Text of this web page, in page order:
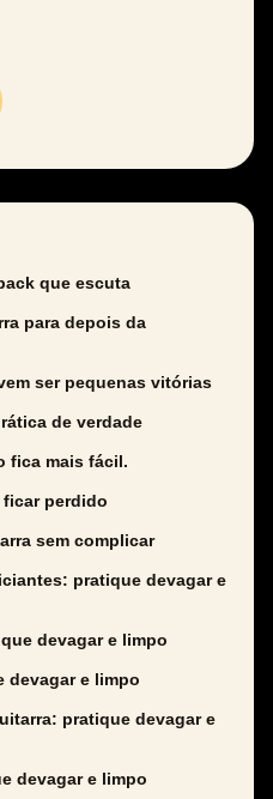
que escuta
para depois da
ser pequenas vitórias
de verdade
fica mais fácil.
ficar perdido
sem complicar
pratique devagar e
devagar e limpo
devagar e limpo
pratique devagar e
devagar e limpo